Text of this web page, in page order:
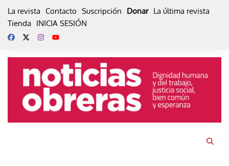
La revista Contacto Suscripción Donar La última revista
Tienda
INICIA SESIÓN